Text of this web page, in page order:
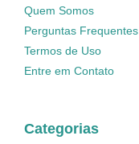
Quem Somos
Perguntas Frequentes
Termos de Uso
Entre em Contato
Categorias